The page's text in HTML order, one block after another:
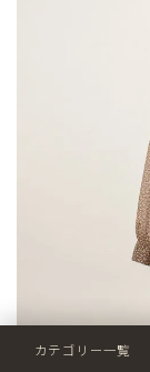
カテゴリー一覧